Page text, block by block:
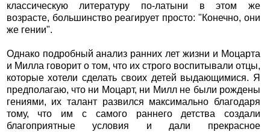
классическую литературу по-латыни в этом же
возрасте, большинство реагирует просто: "Конечно, они
же гении".
Однако подробный анализ ранних лет жизни и Моцарта
и Милла говорит о том, что их строго воспитывали отцы,
которые хотели сделать своих детей выдающимися. Я
предполагаю, что ни Моцарт, ни Милл не были рождены
гениями, их талант развился максимально благодаря
тому, что им с самого раннего детства создали
благоприятные условия и дали прекрасное